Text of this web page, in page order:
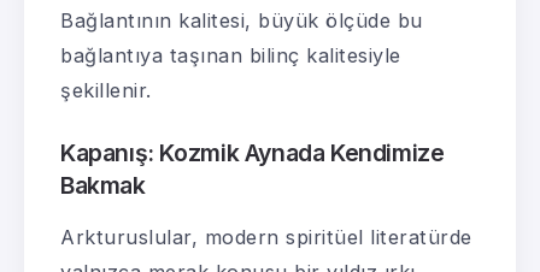
Bağlantının kalitesi, büyük ölçüde bu
bağlantıya taşınan bilinç kalitesiyle
şekillenir.
Kapanış: Kozmik Aynada Kendimize
Bakmak
Arkturuslular, modern spiritüel literatürde